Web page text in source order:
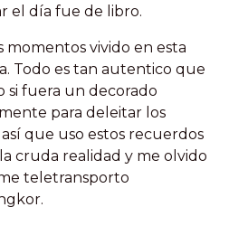
el día fue de libro.
momentos vivido en esta
Todo es tan autentico que
si fuera un decorado
para deleitar los
que uso estos recuerdos
cruda realidad y me olvido
teletransporto